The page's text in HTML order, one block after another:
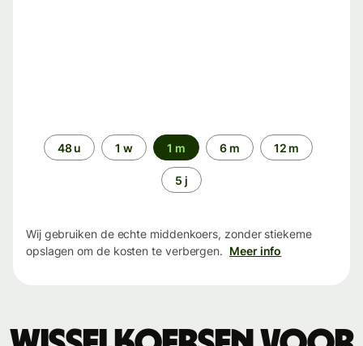
Periode48 u 1 w 1 m 6 m 12 m
5 j
Wij gebruiken de echte middenkoers, zonder stiekeme
opslagen om de kosten te verbergen. Meer info